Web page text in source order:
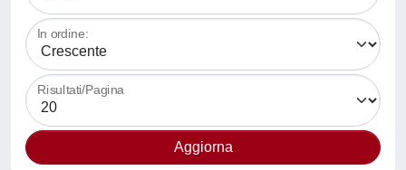
In ordine:
Risultati/Pagina